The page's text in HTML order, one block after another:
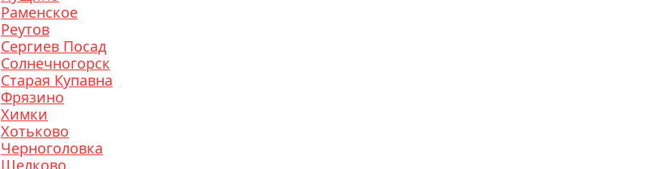
Раменское
Реутов
Сергиев Посад
Солнечногорск
Старая Купавна
Фрязино
Химки
Хотьково
Черноголовка
Щелково